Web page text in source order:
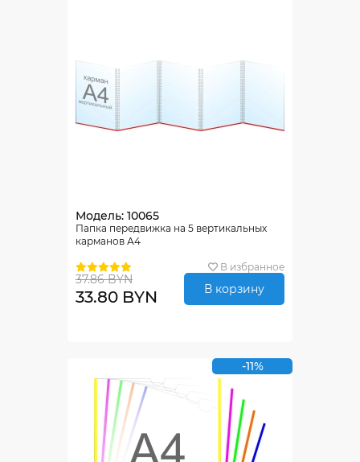
Модель: 10065
Папка передвижка на 5 вертикальных
карманов А4
В избранное
37.86 BYN
33.80 BYN В корзину
-11%